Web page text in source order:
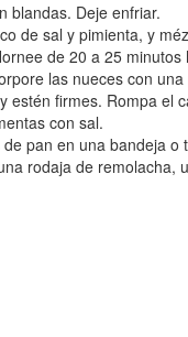
blandas. Deje enfriar.
de sal y pimienta, y
de 20 a 25
las nueces con una
firmes. Rompa el
con sal.
pan en una bandeja o
rodaja de remolacha,